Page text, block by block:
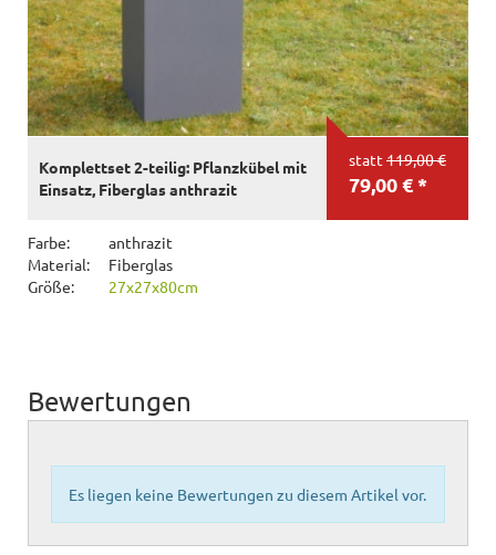
statt 119,00 €
79,00 € *
Komplettset 2-teilig: Pflanzkübel mit
Einsatz, Fiberglas anthrazit
Farbe:
anthrazit
Material:
Fiberglas
Größe:
27x27x80cm
Bewertungen
Es liegen keine Bewertungen zu diesem Artikel vor.